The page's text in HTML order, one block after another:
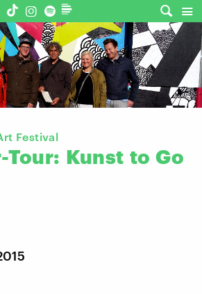
©
Festival
Tour: Kunst to Go